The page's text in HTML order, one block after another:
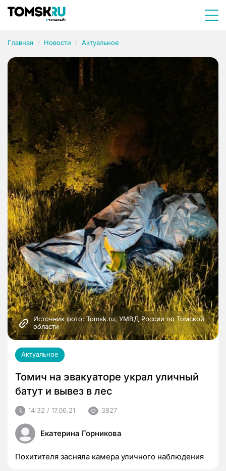
Главная Новости Актуальное
Источник фото: Tomsk.ru, УМВД России по Томской
области
Актуальное
Томич на эвакуаторе украл уличный
батут и вывез в лес
14:32 / 17.06.21 3827
Екатерина Горникова
Похитителя засняла камера уличного наблюдения